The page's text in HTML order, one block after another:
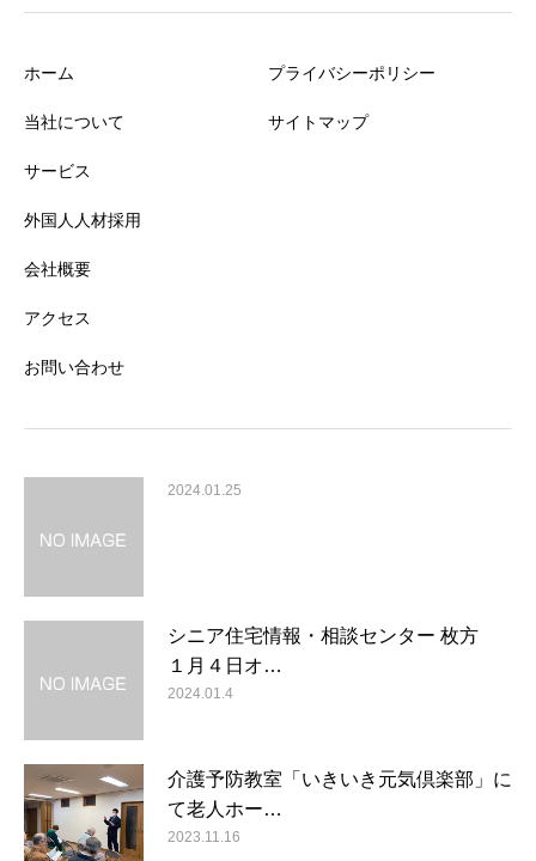
ホーム
当社について
サービス
外国人人材採用
会社概要
アクセス
お問い合わせ
プライバシーポリシー
サイトマップ
2024.01.25
シニア住宅情報・相談センター 枚方
１月４日オ…
2024.01.4
介護予防教室「いきいき元気倶楽部」に
て老人ホー…
2023.11.16